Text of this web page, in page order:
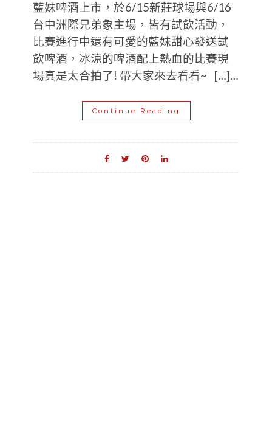
藍妹啤酒上市，於6/15新莊球場與6/16
台中洲際兄弟象主場，皆有試飲活動，
比賽進行中還有可愛的藍妹甜心發送試
飲啤酒，冰涼的啤酒配上熱血的比賽現
場真是太合拍了! 帶大家來去看看~ […]…
Continue Reading